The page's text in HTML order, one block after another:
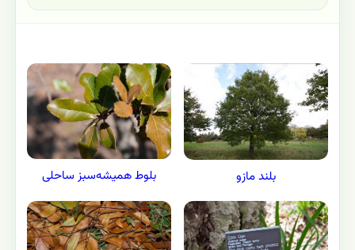
بلند مازو بلوط همیشه‌سبز ساحلی